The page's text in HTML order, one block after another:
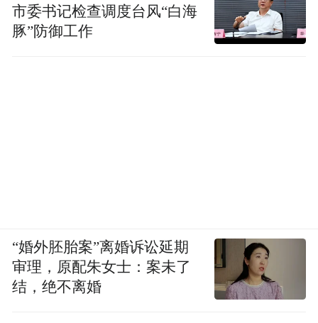
市委书记检查调度台风“白海
豚”防御工作
“婚外胚胎案”离婚诉讼延期
审理，原配朱女士：案未了
结，绝不离婚